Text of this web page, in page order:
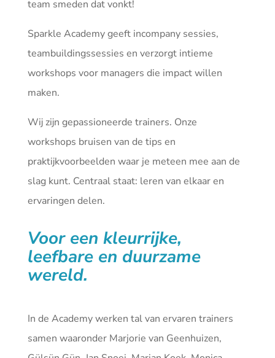
team smeden dat vonkt!
Sparkle Academy geeft incompany sessies,
teambuildingssessies en verzorgt intieme
workshops voor managers die impact willen
maken.
Wij zijn gepassioneerde trainers. Onze
workshops bruisen van de tips en
praktijkvoorbeelden waar je meteen mee aan de
slag kunt. Centraal staat: leren van elkaar en
ervaringen delen.
Voor een kleurrijke,
leefbare en duurzame
wereld.
In de Academy werken tal van ervaren trainers
samen waaronder Marjorie van Geenhuizen,